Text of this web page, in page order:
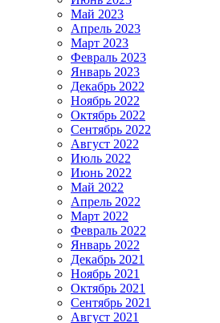
Май 2023
Апрель 2023
Март 2023
Февраль 2023
Январь 2023
Декабрь 2022
Ноябрь 2022
Октябрь 2022
Сентябрь 2022
Август 2022
Июль 2022
Июнь 2022
Май 2022
Апрель 2022
Март 2022
Февраль 2022
Январь 2022
Декабрь 2021
Ноябрь 2021
Октябрь 2021
Сентябрь 2021
Август 2021